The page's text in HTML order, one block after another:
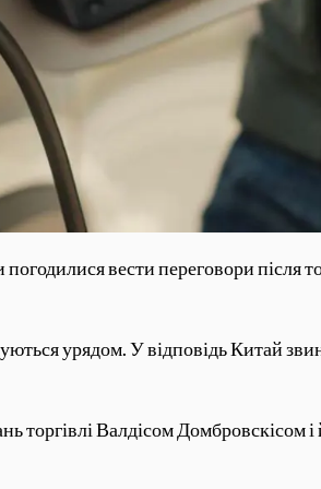
вести переговори після
урядом. У відповідь Китай
торгівлі Валдісом Домбровскісом